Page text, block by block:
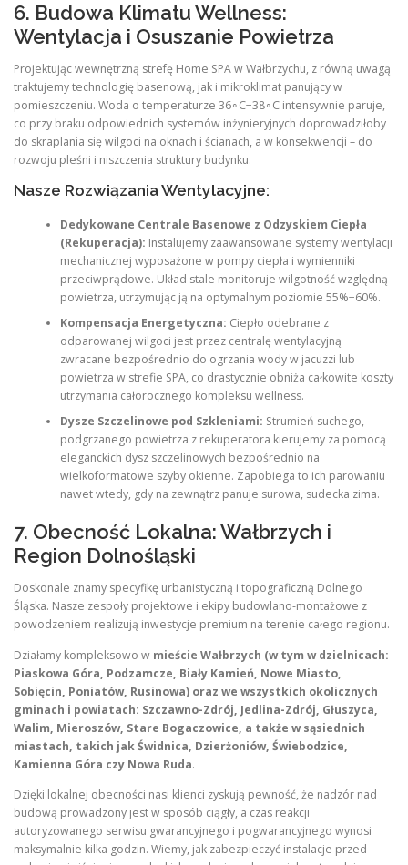
6. Budowa Klimatu Wellness:
Wentylacja i Osuszanie Powietrza
Projektując wewnętrzną strefę Home SPA w Wałbrzychu, z równą uwagą
traktujemy technologię basenową, jak i mikroklimat panujący w
pomieszczeniu. Woda o temperaturze 36∘C−38∘C intensywnie paruje,
co przy braku odpowiednich systemów inżynieryjnych doprowadziłoby
do skraplania się wilgoci na oknach i ścianach, a w konsekwencji – do
rozwoju pleśni i niszczenia struktury budynku.
Nasze Rozwiązania Wentylacyjne:
Dedykowane Centrale Basenowe z Odzyskiem Ciepła
(Rekuperacja): Instalujemy zaawansowane systemy wentylacji
mechanicznej wyposażone w pompy ciepła i wymienniki
przeciwprądowe. Układ stale monitoruje wilgotność względną
powietrza, utrzymując ją na optymalnym poziomie 55%−60%.
Kompensacja Energetyczna: Ciepło odebrane z
odparowanej wilgoci jest przez centralę wentylacyjną
zwracane bezpośrednio do ogrzania wody w jacuzzi lub
powietrza w strefie SPA, co drastycznie obniża całkowite koszty
utrzymania całorocznego kompleksu wellness.
Dysze Szczelinowe pod Szkleniami: Strumień suchego,
podgrzanego powietrza z rekuperatora kierujemy za pomocą
eleganckich dysz szczelinowych bezpośrednio na
wielkoformatowe szyby okienne. Zapobiega to ich parowaniu
nawet wtedy, gdy na zewnątrz panuje surowa, sudecka zima.
7. Obecność Lokalna: Wałbrzych i
Region Dolnośląski
Doskonale znamy specyfikę urbanistyczną i topograficzną Dolnego
Śląska. Nasze zespoły projektowe i ekipy budowlano-montażowe z
powodzeniem realizują inwestycje premium na terenie całego regionu.
Działamy kompleksowo w mieście Wałbrzych (w tym w dzielnicach:
Piaskowa Góra, Podzamcze, Biały Kamień, Nowe Miasto,
Sobięcin, Poniatów, Rusinowa) oraz we wszystkich okolicznych
gminach i powiatach: Szczawno-Zdrój, Jedlina-Zdrój, Głuszyca,
Walim, Mieroszów, Stare Bogaczowice, a także w sąsiednich
miastach, takich jak Świdnica, Dzierżoniów, Świebodzice,
Kamienna Góra czy Nowa Ruda.
Dzięki lokalnej obecności nasi klienci zyskują pewność, że nadzór nad
budową prowadzony jest w sposób ciągły, a czas reakcji
autoryzowanego serwisu gwarancyjnego i pogwarancyjnego wynosi
maksymalnie kilka godzin. Wiemy, jak zabezpieczyć instalacje przed